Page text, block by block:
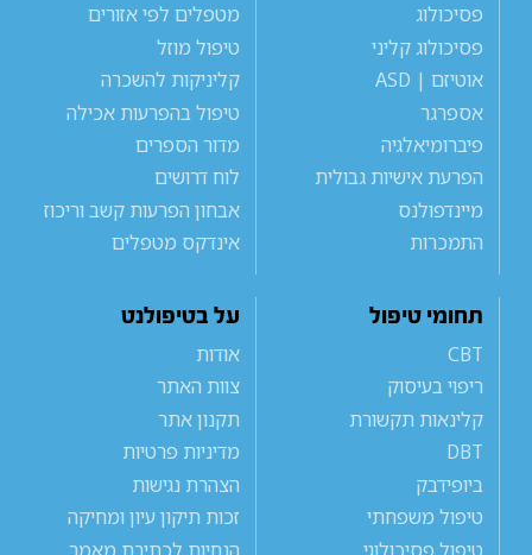
פסיכולוג
פסיכולוג קליני
אוטיזם | ASD
אספרגר
פיברומיאלגיה
הפרעת אישיות גבולית
מיינדפולנס
התמכרות
מטפלים לפי אזורים
טיפול מוזל
קליניקות להשכרה
טיפול בהפרעות אכילה
מדור הספרים
לוח דרושים
אבחון הפרעות קשב וריכוז
אינדקס מטפלים
תחומי טיפול
CBT
ריפוי בעיסוק
קלינאות תקשורת
DBT
ביופידבק
טיפול משפחתי
על בטיפולנט
אודות
צוות האתר
תקנון אתר
מדיניות פרטיות
הצהרת נגישות
זכות תיקון עיון ומחיקה